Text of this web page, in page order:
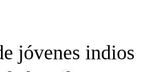
jóvenes indios